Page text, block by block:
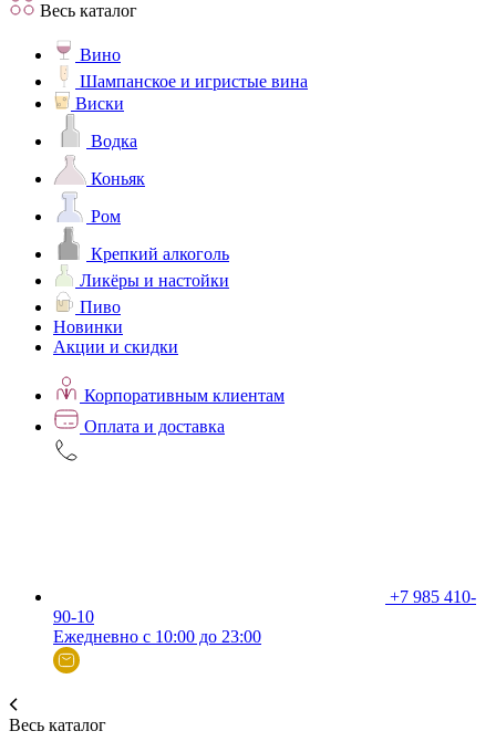
Весь каталог
Вино
Шампанское и игристые вина
Виски
Водка
Коньяк
Ром
Крепкий алкоголь
Ликёры и настойки
Пиво
Новинки
Акции и скидки
Корпоративным клиентам
Оплата и доставка
+7 985 410-
90-10
Ежедневно с 10:00 до 23:00
Весь каталог